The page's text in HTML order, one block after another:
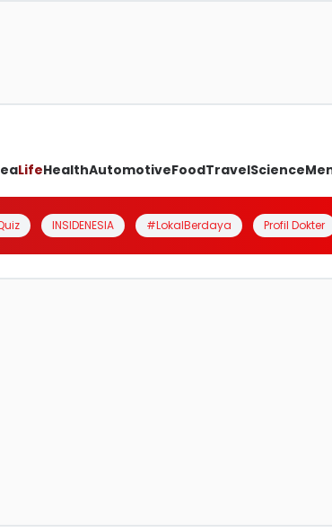
LifeHealthAutomotiveFoodTravelScience
INSIDENESIA #LokalBerdaya Profil Dokter